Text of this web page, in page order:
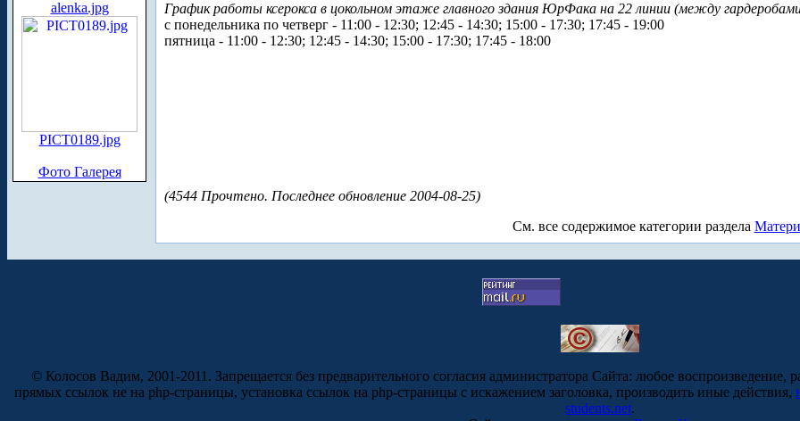
alenka.jpg
PICT0189.jpg
Фото Галерея
График работы ксерокса в цокольном этаже главного здания ЮрФака на 22 линии (между
с понедельника по четверг - 11:00 - 12:30; 12:45 - 14:30; 15:00 - 17:30; 17:45 - 19:00
пятница - 11:00 - 12:30; 12:45 - 14:30; 15:00 - 17:30; 17:45 - 18:00
(4544 Прочтено. Последнее обновление 2004-08-25)
См. все содержимое категории раздела
© Колосов Вадим, 2001-2011. Запрещается без предварительного согласия администратора Сайта: любое воспроизведение,
прямых ссылок не на php-страницы, установка ссылок на php-страницы с искажением заголовка, производить иные действия,
students.net.